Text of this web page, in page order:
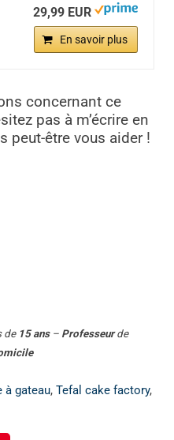
29,99 EUR
En savoir plus
concernant ce
pas à m’écrire en
peut-être vous aider !
de 15 ans– Professeurde
à gateau, Tefal cake factory,